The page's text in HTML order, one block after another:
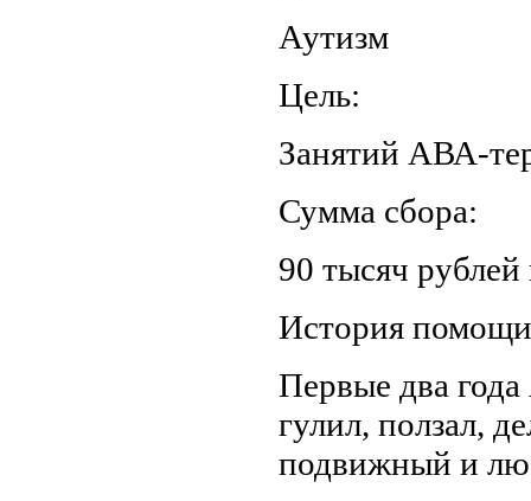
Аутизм
Цель:
Занятий АВА-
Сумма сбора:
90 тысяч рублей
История помощи
Первые два
гулил, ползал,
подвижный и